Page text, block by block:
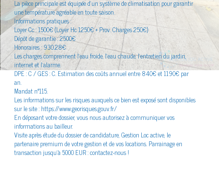
énergétique
La pièce principale est équipée d'un système de climatisation pour garantir
une température agréable en toute saison.
Informations pratiques :
Loyer Cc : 1500€ (Loyer Hc 1250€ + Prov. Charges 250€)
Dépôt de garantie : 2500€
Honoraires : 930.28€
Les charges comprennent l'eau froide, l'eau chaude, l'entretien du jardin,
internet et l'alarme.
DPE : C / GES : C. Estimation des coûts annuel entre 840€ et 1190€ par
an.
Mandat n°115.
Les informations sur les risques auxquels ce bien est exposé sont disponibles
sur le site : https://www.georisques.gouv.fr/
En déposant votre dossier, vous nous autorisez à communiquer vos
informations au bailleur.
Visite après étude du dossier de candidature, Gestion Loc active, le
partenaire premium de votre gestion et de vos locations. Parrainage en
transaction jusqu'à 5000 EUR : contactez-nous !